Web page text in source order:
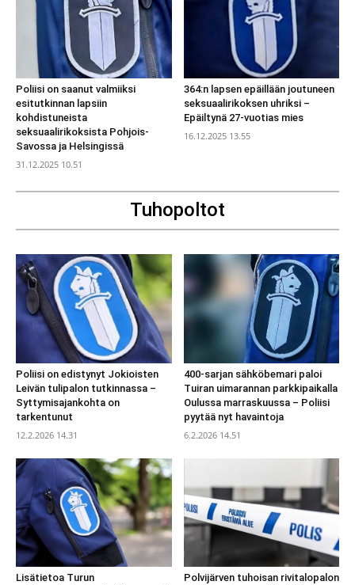
Poliisi on saanut valmiiksi
esitutkinnan lapsiin
kohdistuneista
seksuaalirikoksista Pohjois-
Savossa ja Helsingissä
31.12.2025 10.51
364:n lapsen epäillään joutuneen
seksuaalirikoksen uhriksi –
Epäiltynä 27-vuotias mies
16.12.2025 13.55
Tuhopoltot
Poliisi on edistynyt Jokioisten
Leivän tulipalon tutkinnassa –
Syttymisajankohta on
tarkentunut
12.2.2026 14.31
400-sarjan sähköbemari paloi
Tuiran uimarannan parkkipaikalla
Oulussa marraskuussa – Poliisi
pyytää nyt havaintoja
6.2.2026 14.51
Lisätietoa Turun
Polvijärven tuhoisan rivitalopalon